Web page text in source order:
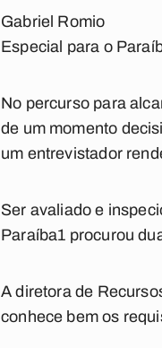
Gabriel Romio
Especial para o
No percurso para
de um momento
um entrevistador
Ser avaliado e
Paraíba1 procurou
A diretora de
conhece bem os